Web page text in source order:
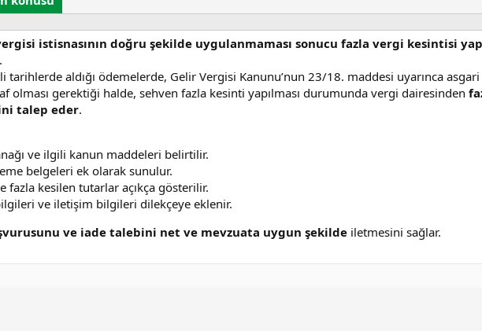
t
u
r
l
m
a
t
i
h
i
e
t
l
istisnasının doğru şekilde uygulanmaması sonucu fazla vergi kesintisi
.
tarihlerde aldığı ödemelerde, Gelir Vergisi Kanunu’nun 23/18. maddesi uyarınca
olması gerektiği halde, sehven fazla kesinti yapılması durumunda vergi dairesinden
talep eder.
ve ilgili kanun maddeleri belirtilir.
belgeleri ek olarak sunulur.
fazla kesilen tutarlar açıkça gösterilir.
ve iletişim bilgileri dilekçeye eklenir.
ve iade talebini net ve mevzuata uygun şekilde iletmesini sağlar.